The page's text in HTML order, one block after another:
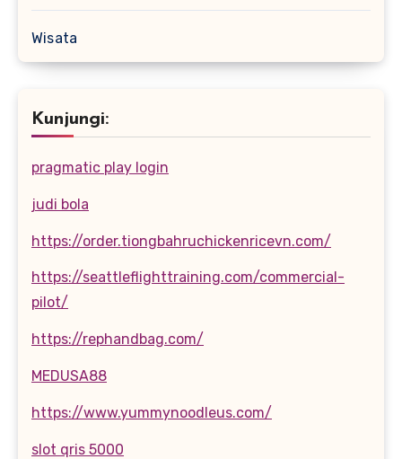
Wisata
Kunjungi:
pragmatic play login
judi bola
https://order.tiongbahruchickenricevn.com/
https://seattleflighttraining.com/commercial-
pilot/
https://rephandbag.com/
MEDUSA88
https://www.yummynoodleus.com/
slot qris 5000